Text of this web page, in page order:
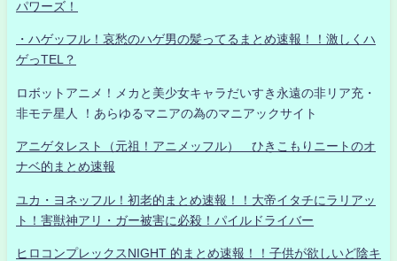
パワーズ！
・ハゲッフル！哀愁のハゲ男の髪ってるまとめ速報！！激しくハ
ゲっTEL？
ロボットアニメ！メカと美少女キャラだいすき永遠の非リア充・
非モテ星人 ！あらゆるマニアの為のマニアックサイト
アニゲタレスト（元祖！アニメッフル） ひきこもりニートのオ
ナベ的まとめ速報
ユカ・ヨネッフル！初老的まとめ速報！！大帝イタチにラリアッ
ト！害獣神アリ・ガー被害に必殺！パイルドライバー
ヒロコンプレックスNIGHT 的まとめ速報！！子供が欲しいど陰キ